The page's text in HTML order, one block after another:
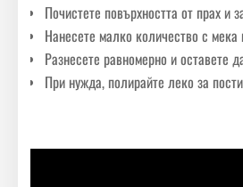
Почистете повърхността от прах и
Нанесете малко количество с
Разнесете равномерно и оставете
При нужда, полирайте леко за